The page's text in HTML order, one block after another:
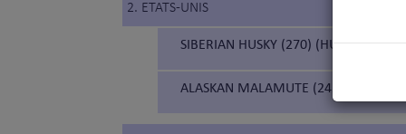
2. ETATS-UNIS
SIBERIAN HUSKY (270) (HUSKY DE
ALASKAN MALAMUTE (243)